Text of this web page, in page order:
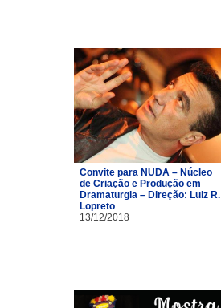
Convite para NUDA – Núcleo
de Criação e Produção em
Dramaturgia – Direção: Luiz R.
Lopreto
13/12/2018